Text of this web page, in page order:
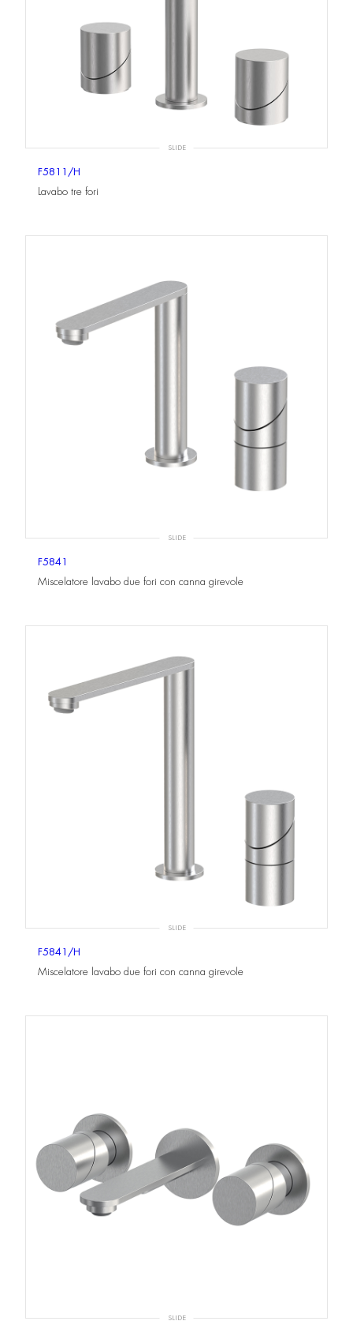
SLIDE
F5811/H
Lavabo tre fori
SLIDE
F5841
Miscelatore lavabo due fori con canna girevole
SLIDE
F5841/H
Miscelatore lavabo due fori con canna girevole
SLIDE